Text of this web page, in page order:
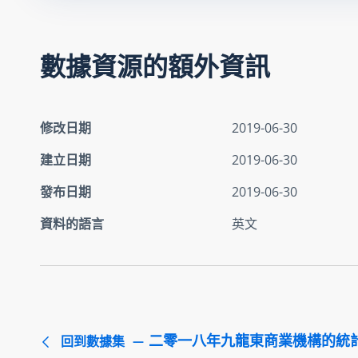
數據資源的額外資訊
修改日期
2019-06-30
建立日期
2019-06-30
發布日期
2019-06-30
資料的語言
英文
回到數據集 二零一八年九龍東商業機構的統